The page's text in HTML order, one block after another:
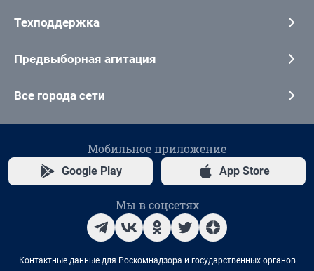
Техподдержка
Предвыборная агитация
Все города сети
Мобильное приложение
Google Play App Store
Мы в соцсетях
Контактные данные для Роскомнадзора и государственных органов